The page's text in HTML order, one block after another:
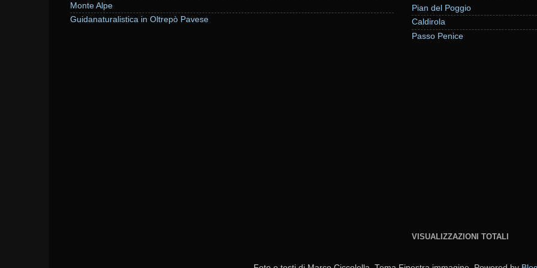
Monte Alpe
Guidanaturalistica in Oltrepò Pavese
Pian del Poggio
Caldirola
Passo Penice
VISUALIZZAZIONI TOTALI